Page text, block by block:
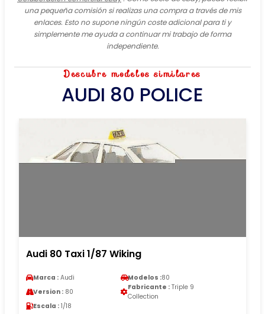
una pequeña comisión si realizas una compra a través de mis
enlaces. Esto no supone ningún coste adicional para ti y
simplemente me ayuda a continuar mi trabajo de forma
independiente.
Descubre modelos similares
AUDI 80 POLICE
Audi 80 Taxi 1/87 Wiking
Marca : Audi Modelos :80
Version : 80
Fabricante : Triple 9
Collection
Escala : 1/18